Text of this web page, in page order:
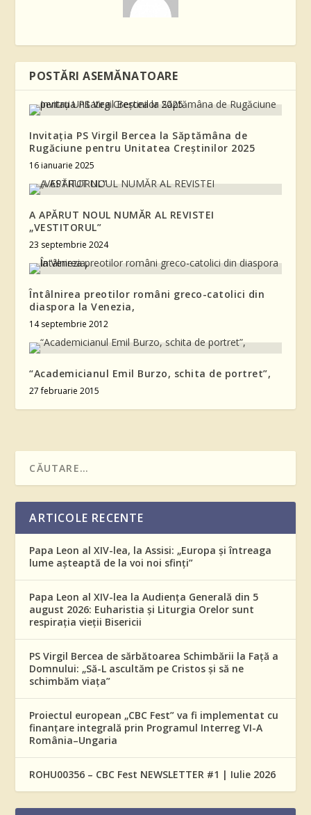
POSTĂRI ASEMĂNATOARE
Invitația PS Virgil Bercea la Săptămâna de
Rugăciune pentru Unitatea Creştinilor 2025
16 ianuarie 2025
A APĂRUT NOUL NUMĂR AL REVISTEI
„VESTITORUL”
23 septembrie 2024
Întâlnirea preotilor români greco-catolici din
diaspora la Venezia,
14 septembrie 2012
“Academicianul Emil Burzo, schita de portret”,
27 februarie 2015
ARTICOLE RECENTE
Papa Leon al XIV-lea, la Assisi: „Europa și întreaga
lume așteaptă de la voi noi sfinți”
Papa Leon al XIV-lea la Audiența Generală din 5
august 2026: Euharistia și Liturgia Orelor sunt
respirația vieții Bisericii
PS Virgil Bercea de sărbătoarea Schimbării la Față a
Domnului: „Să-L ascultăm pe Cristos și să ne
schimbăm viața”
Proiectul european „CBC Fest” va fi implementat cu
finanțare integrală prin Programul Interreg VI-A
România–Ungaria
ROHU00356 – CBC Fest NEWSLETTER #1 | Iulie 2026